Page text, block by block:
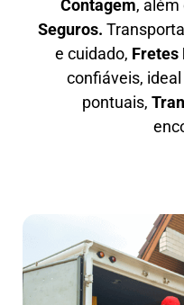
Contagem, além
Seguros.
e cuidado, Fretes
confiáveis,
pontuais,